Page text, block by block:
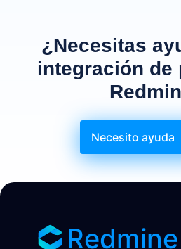
¿Necesitas
integración de
Necesito ayuda
Redmine